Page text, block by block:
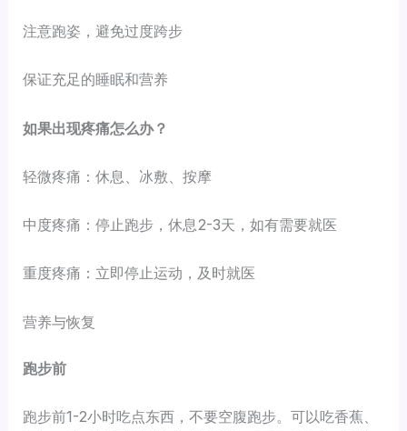
注意跑姿，避免过度跨步
保证充足的睡眠和营养
如果出现疼痛怎么办？
轻微疼痛：休息、冰敷、按摩
中度疼痛：停止跑步，休息2-3天，如有需要就医
重度疼痛：立即停止运动，及时就医
营养与恢复
跑步前
跑步前1-2小时吃点东西，不要空腹跑步。可以吃香蕉、